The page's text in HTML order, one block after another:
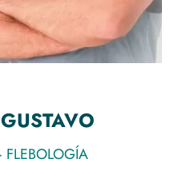
FLEBOLOGÍA